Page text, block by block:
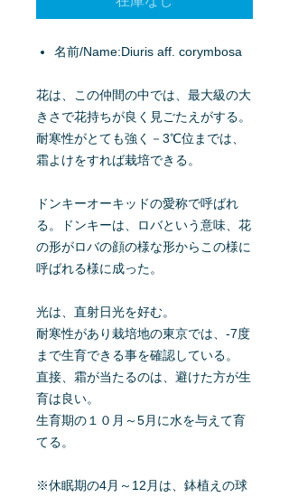
名前/Name:Diuris aff. corymbosa
花は、この仲間の中では、最大級の大
きさで花持ちが良く見ごたえがする。
耐寒性がとても強く－3℃位までは、
霜よけをすれば栽培できる。
ドンキーオーキッドの愛称で呼ばれ
る。ドンキーは、ロバという意味、花
の形がロバの顔の様な形からこの様に
呼ばれる様に成った。
光は、直射日光を好む。
耐寒性があり栽培地の東京では、-7度
まで生育できる事を確認している。
直接、霜が当たるのは、避けた方が生
育は良い。
生育期の１０月～5月に水を与えて育
てる。
※休眠期の4月～12月は、鉢植えの球